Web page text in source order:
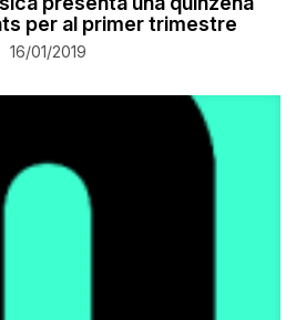
per al primer trimestre
16/01/2019